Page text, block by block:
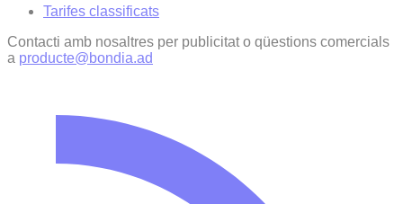
Tarifes classificats
Contacti amb nosaltres per publicitat o qüestions comercials
a producte@bondia.ad